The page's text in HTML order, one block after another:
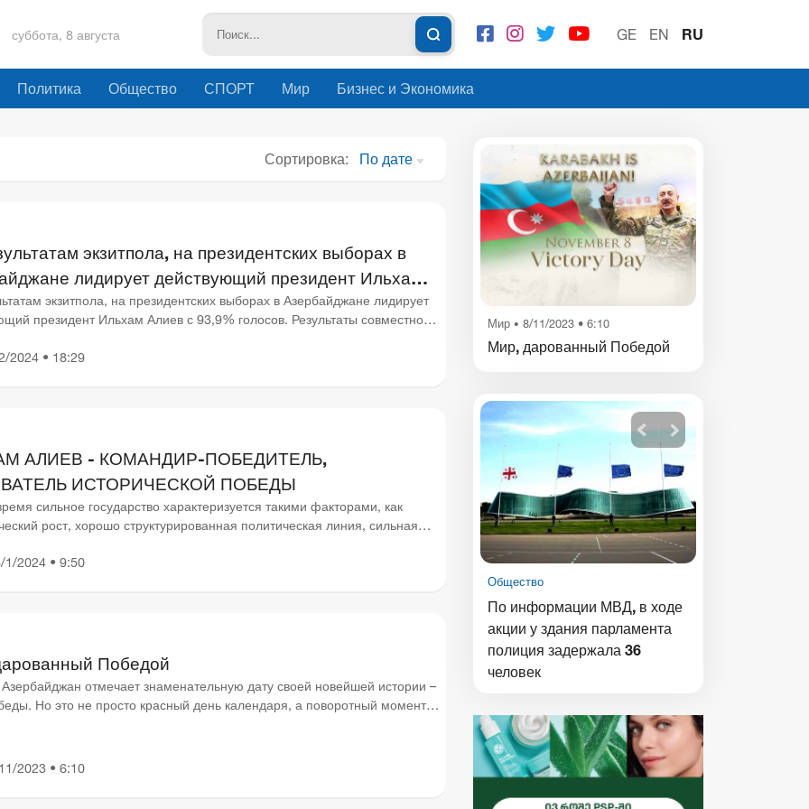
суббота, 8 августа GE EN RU
Политика Общество СПОРТ Мир Бизнес и Экономика
Сортировка: По дате
экзитпола, на президентских выборах в
лидирует действующий президент Ильхам
93,9% голосов
экзитпола, на президентских выборах в Азербайджане лидирует
президент Ильхам Алиев с 93,9% голосов. Результаты совместно
2024 • 18:29
АЛИЕВ - КОМАНДИР-ПОБЕДИТЕЛЬ,
ИСТОРИЧЕСКОЙ ПОБЕДЫ
сильное государство характеризуется такими факторами, как
рост, хорошо структурированная политическая линия, сильная
1/2024 • 9:50
Победой
отмечает знаменательную дату своей новейшей истории –
Но это не просто красный день календаря, а поворотный момент,
2023 • 6:10
Мир • 8/11/2023 • 6:10
Мир, дарованный Победой
Общество
По информации МВД, в ходе
акции у здания парламента
полиция задержала 36
человек